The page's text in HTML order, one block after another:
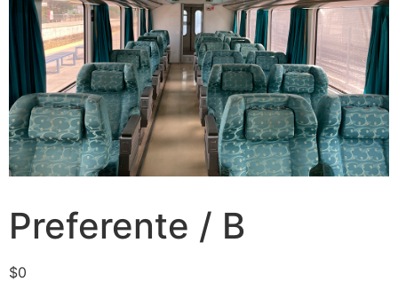
Preferente / B
$0